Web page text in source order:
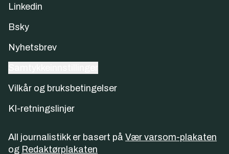
Linkedin
Bsky
Nyhetsbrev
Vilkår og bruksbetingelser
KI-retningslinjer
All journalistikk er basert på Vær varsom-plakaten
og Redaktørplakaten